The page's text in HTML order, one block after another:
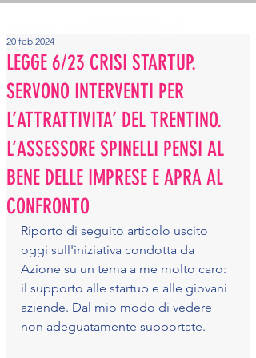
LEGGE 6/23 CRISI STARTUP.
SERVONO INTERVENTI PER
L’ATTRATTIVITA’ DEL TRENTINO.
L’ASSESSORE SPINELLI PENSI AL
BENE DELLE IMPRESE E APRA AL
CONFRONTO
20 feb 2024
Riporto di seguito articolo uscito
oggi sull'iniziativa condotta da
Azione su un tema a me molto caro:
il supporto alle startup e alle giovani
aziende. Dal mio modo di vedere
non adeguatamente supportate.